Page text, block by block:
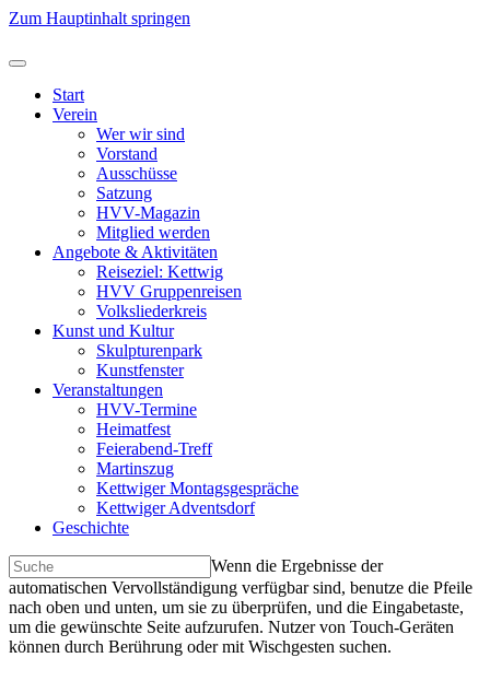
Zum Hauptinhalt springen
Start
Verein
Wer wir sind
Vorstand
Ausschüsse
Satzung
HVV-Magazin
Mitglied werden
Angebote & Aktivitäten
Reiseziel: Kettwig
HVV Gruppenreisen
Volksliederkreis
Kunst und Kultur
Skulpturenpark
Kunstfenster
Veranstaltungen
HVV-Termine
Heimatfest
Feierabend-Treff
Martinszug
Kettwiger Montagsgespräche
Kettwiger Adventsdorf
Geschichte
Wenn die Ergebnisse der
automatischen Vervollständigung verfügbar sind, benutze die Pfeile
nach oben und unten, um sie zu überprüfen, und die Eingabetaste,
um die gewünschte Seite aufzurufen. Nutzer von Touch-Geräten
können durch Berührung oder mit Wischgesten suchen.